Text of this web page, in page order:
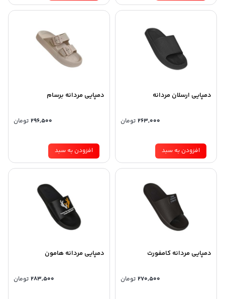
دمپایی ارسلان مردانه
تومان
افزودن به سبد
دمپایی مردانه برسام
تومان
افزودن به سبد
دمپایی مردانه کامفورت
تومان
دمپایی مردانه هامون
تومان